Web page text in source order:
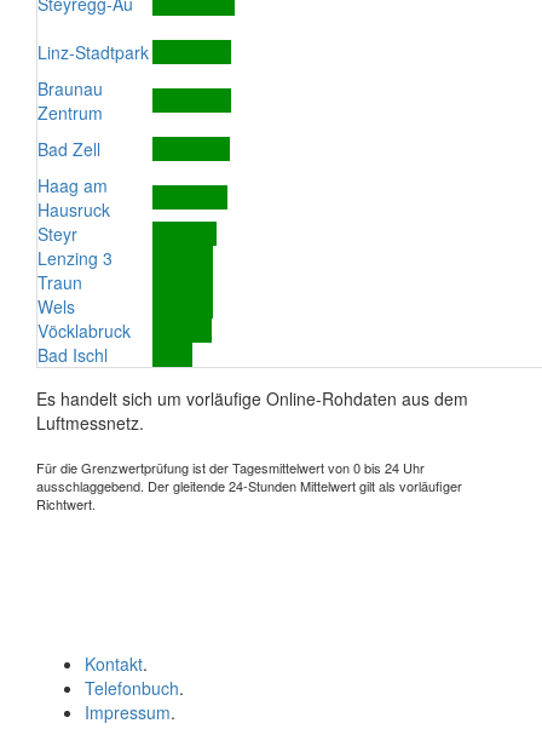
Linz-Stadtpark
Braunau
Zentrum
Bad Zell
Haag am
Hausruck
Steyr
Lenzing 3
Traun
Wels
Vöcklabruck
Bad Ischl
Es handelt sich um vorläufige Online-Rohdaten aus dem
Luftmessnetz.
Für die Grenzwertprüfung ist der Tagesmittelwert von 0 bis 24 Uhr
ausschlaggebend. Der gleitende 24-Stunden Mittelwert gilt als vorläufiger
Richtwert.
Kontakt.
Telefonbuch.
Impressum.